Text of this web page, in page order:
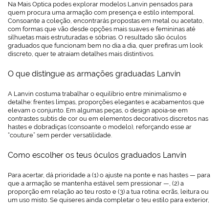
Na Mais Optica podes explorar modelos Lanvin pensados para
quem procura uma armação com presença e estilo intemporal.
Consoante a coleção, encontrarás propostas em metal ou acetato,
com formas que vão desde opções mais suaves e femininas até
silhuetas mais estruturadas e sóbrias. O resultado são óculos
graduados que funcionam bem no dia a dia, quer prefiras um look
discreto, quer te atraiam detalhes mais distintivos.
O que distingue as armações graduadas Lanvin
A Lanvin costuma trabalhar o equilíbrio entre minimalismo e
detalhe: frentes limpas, proporções elegantes e acabamentos que
elevam o conjunto. Em algumas peças, o design apoia‑se em
contrastes subtis de cor ou em elementos decorativos discretos nas
hastes e dobradiças (consoante o modelo), reforçando esse ar
“couture” sem perder versatilidade.
Como escolher os teus óculos graduados Lanvin
Para acertar, dá prioridade a (1) o ajuste na ponte e nas hastes — para
que a armação se mantenha estável sem pressionar —, (2) a
proporção em relação ao teu rosto e (3) a tua rotina: ecrãs, leitura ou
um uso misto. Se quiseres ainda completar o teu estilo para exterior,